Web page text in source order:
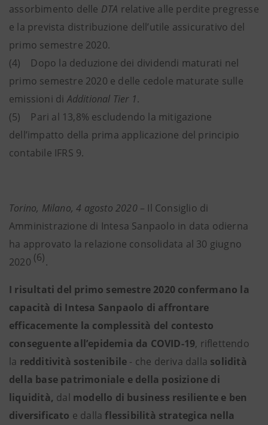
assorbimento delle DTA relative alle perdite pregresse
e la prevista distribuzione dell’utile assicurativo del
primo semestre 2020.
(4) Dopo la deduzione dei dividendi maturati nel
primo semestre 2020 e delle cedole maturate sulle
emissioni diAdditional Tier 1.
(5) Pari al 13,8% escludendo la mitigazione
dell’impatto della prima applicazione del principio
contabile IFRS 9.
Torino, Milano, 4 agosto 2020 – Il Consiglio di
Amministrazione di Intesa Sanpaolo in data odierna
ha approvato la relazione consolidata al 30 giugno
2020 (6).
I risultati del primo semestre 2020 confermano la
capacità di Intesa Sanpaolo di affrontare
efficacemente la complessità del contesto
conseguente all’epidemia da COVID-19, riflettendo
la redditività sostenibile - che deriva dalla solidità
della base patrimoniale e della posizione di
liquidità, dal modello di business resiliente e ben
diversificato e dalla flessibilità strategica nella